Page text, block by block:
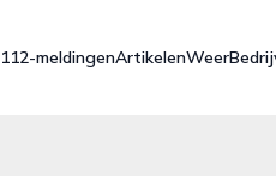
112-meldingenArtikelenWeer